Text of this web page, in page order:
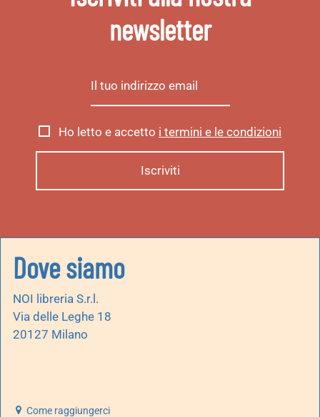
newsletter
Ho letto e accetto i termini e le condizioni
Dove siamo
NOI libreria S.r.l.
Via delle Leghe 18
20127 Milano
Come raggiungerci